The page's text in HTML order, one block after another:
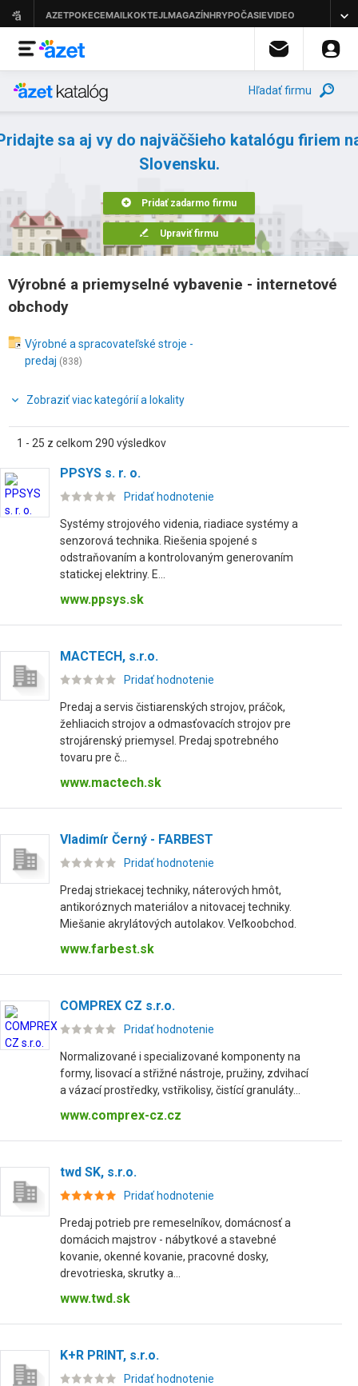
Hľadať firmu
sa aj vy do najväčšieho katalógu firiem
Slovensku.
Pridať zadarmo firmu
Upraviť firmu
Výrobné a priemyselné vybavenie - internetové
obchody
Výrobné a spracovateľské stroje -
predaj (838)
Zobraziť viac kategórií a lokality
1 - 25 z celkom 290 výsledkov
PPSYS s. r. o.
Pridať hodnotenie
Systémy strojového videnia, riadiace systémy a
senzorová technika. Riešenia spojené s
odstraňovaním a kontrolovaným generovaním
statickej elektriny. E...
www.ppsys.sk
MACTECH, s.r.o.
Pridať hodnotenie
Predaj a servis čistiarenských strojov, práčok,
žehliacich strojov a odmasťovacích strojov pre
strojárenský priemysel. Predaj spotrebného
tovaru pre č...
www.mactech.sk
Vladimír Černý - FARBEST
Pridať hodnotenie
Predaj striekacej techniky, náterových hmôt,
antikoróznych materiálov a nitovacej techniky.
Miešanie akrylátových autolakov. Veľkoobchod.
www.farbest.sk
COMPREX CZ s.r.o.
Pridať hodnotenie
Normalizované i specializované komponenty na
formy, lisovací a střižné nástroje, pružiny, zdvihací
a vázací prostředky, vstřikolisy, čistící granuláty...
www.comprex-cz.cz
twd SK, s.r.o.
Pridať hodnotenie
Predaj potrieb pre remeselníkov, domácnosť a
domácich majstrov - nábytkové a stavebné
kovanie, okenné kovanie, pracovné dosky,
drevotrieska, skrutky a...
www.twd.sk
K+R PRINT, s.r.o.
Pridať hodnotenie